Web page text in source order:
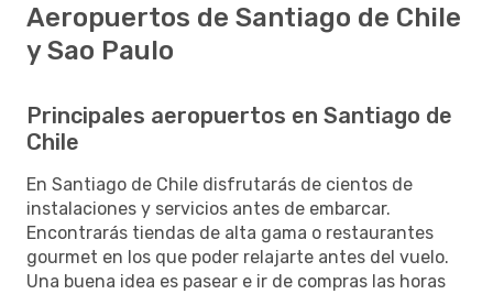
Aeropuertos de Santiago de Chile
y Sao Paulo
Principales aeropuertos en Santiago de
Chile
En Santiago de Chile disfrutarás de cientos de
instalaciones y servicios antes de embarcar.
Encontrarás tiendas de alta gama o restaurantes
gourmet en los que poder relajarte antes del vuelo.
Una buena idea es pasear e ir de compras las horas